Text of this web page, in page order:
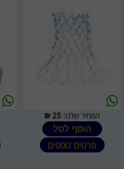
המחיר שלנו: 25
₪
הוסף לסל
פרטים נוספים